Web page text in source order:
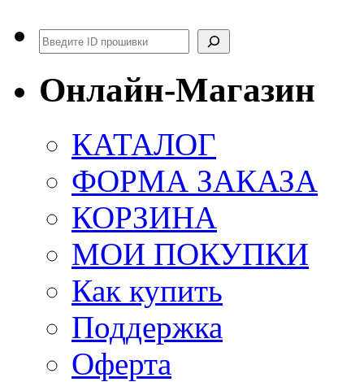
Поиск
Онлайн-Магазин
КАТАЛОГ
ФОРМА ЗАКАЗА
КОРЗИНА
МОИ ПОКУПКИ
Как купить
Поддержка
Оферта